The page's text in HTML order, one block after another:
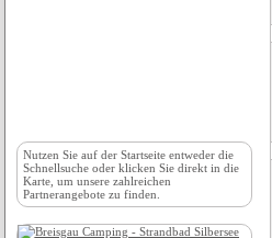
Nutzen Sie auf der Startseite entweder die
Schnellsuche oder klicken Sie direkt in die
Karte, um unsere zahlreichen
Partnerangebote zu finden.